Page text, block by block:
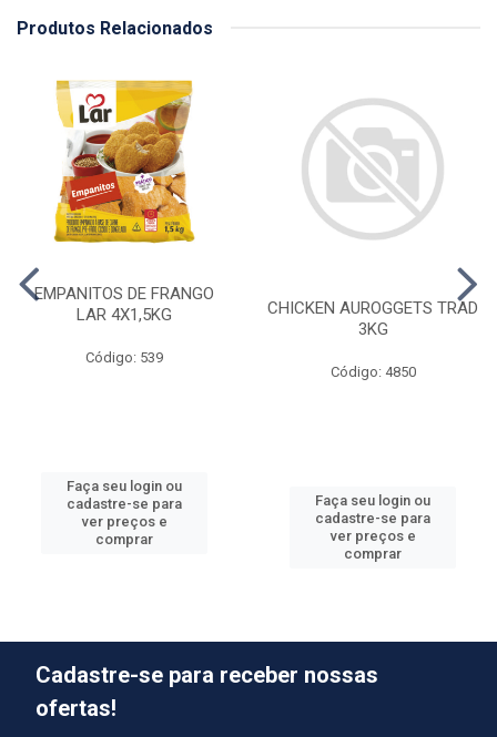
Produtos Relacionados
EMPANITOS DE FRANGO
LAR 4X1,5KG
Código: 539
Faça seu login ou
cadastre-se para
ver preços e
comprar
CHICKEN AUROGGETS TRAD
3KG
Código: 4850
Faça seu login ou
cadastre-se para
ver preços e
comprar
Cadastre-se para receber nossas
ofertas!